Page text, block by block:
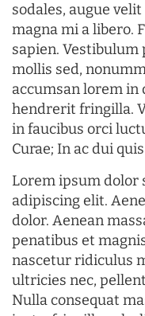
sodales, augue
magna mi a libero.
sapien. Vestibulum
mollis sed,
accumsan lorem in
hendrerit fringilla.
in faucibus orci
Curae; In ac dui
Lorem ipsum dolor
adipiscing elit.
dolor. Aenean
penatibus et
nascetur ridiculus
ultricies nec,
Nulla consequat